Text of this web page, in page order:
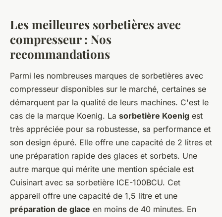
Les meilleures sorbetières avec
compresseur : Nos
recommandations
Parmi les nombreuses marques de sorbetières avec
compresseur disponibles sur le marché, certaines se
démarquent par la qualité de leurs machines. C'est le
cas de la marque Koenig. La sorbetière Koenig est
très appréciée pour sa robustesse, sa performance et
son design épuré. Elle offre une capacité de 2 litres et
une préparation rapide des glaces et sorbets. Une
autre marque qui mérite une mention spéciale est
Cuisinart avec sa sorbetière ICE-100BCU. Cet
appareil offre une capacité de 1,5 litre et une
préparation de glace en moins de 40 minutes. En